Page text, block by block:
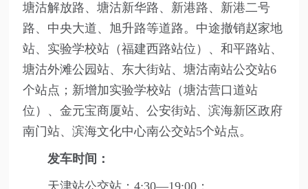
塘沽解放路、塘沽新华路、新港路、新港二号
路、中央大道、旭升路等道路。中途撤销赵家地
站、实验学校站（福建西路站位）、和平路站、
塘沽外滩公园站、东大街站、塘沽南站公交站6
个站点；新增加实验学校站（塘沽营口道站
位）、金元宝商厦站、公安街站、滨海新区政府
南门站、滨海文化中心南公交站5个站点。
发车时间：